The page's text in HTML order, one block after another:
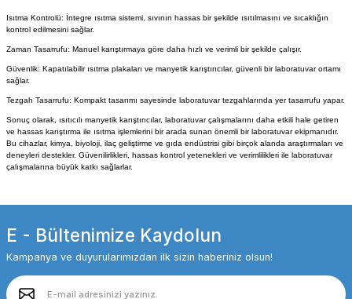
Isıtma Kontrolü: İntegre ısıtma sistemi, sıvının hassas bir şekilde ısıtılmasını ve sıcaklığın
kontrol edilmesini sağlar.
Zaman Tasarrufu: Manuel karıştırmaya göre daha hızlı ve verimli bir şekilde çalışır.
Güvenlik: Kapatılabilir ısıtma plakaları ve manyetik karıştırıcılar, güvenli bir laboratuvar ortamı
sağlar.
Tezgah Tasarrufu: Kompakt tasarımı sayesinde laboratuvar tezgahlarında yer tasarrufu yapar.
Sonuç olarak, ısıtıcılı manyetik karıştırıcılar, laboratuvar çalışmalarını daha etkili hale getiren
ve hassas karıştırma ile ısıtma işlemlerini bir arada sunan önemli bir laboratuvar ekipmanıdır.
Bu cihazlar, kimya, biyoloji, ilaç geliştirme ve gıda endüstrisi gibi birçok alanda araştırmaları ve
deneyleri destekler. Güvenilirlikleri, hassas kontrol yetenekleri ve verimlilikleri ile laboratuvar
çalışmalarına büyük katkı sağlarlar.
E - Bültenimize Kaydolun
Kampanya ve duyurularımızdan ilk sizin haberiniz olsun!